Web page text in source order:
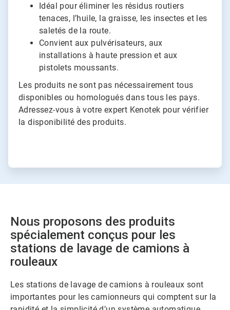
Idéal pour éliminer les résidus routiers
tenaces, l’huile, la graisse, les insectes et les
saletés de la route.
Convient aux pulvérisateurs, aux
installations à haute pression et aux
pistolets moussants.
Les produits ne sont pas nécessairement tous
disponibles ou homologués dans tous les pays.
Adressez-vous à votre expert Kenotek pour vérifier
la disponibilité des produits.
Nous proposons des produits
spécialement conçus pour les
stations de lavage de camions à
rouleaux
Les stations de lavage de camions à rouleaux sont
importantes pour les camionneurs qui comptent sur la